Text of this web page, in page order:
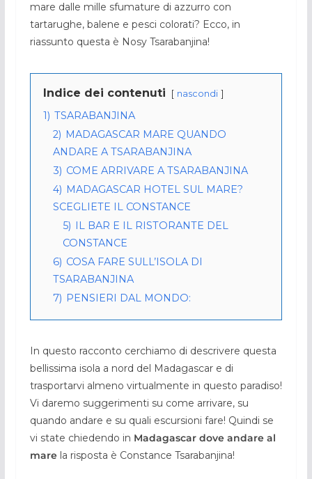
mare dalle mille sfumature di azzurro con
tartarughe, balene e pesci colorati? Ecco, in
riassunto questa è Nosy Tsarabanjina!
Indice dei contenuti nascondi
1) TSARABANJINA
2) MADAGASCAR MARE QUANDO
ANDARE A TSARABANJINA
3) COME ARRIVARE A TSARABANJINA
4) MADAGASCAR HOTEL SUL MARE?
SCEGLIETE IL CONSTANCE
5) IL BAR E IL RISTORANTE DEL
CONSTANCE
6) COSA FARE SULL’ISOLA DI
TSARABANJINA
7) PENSIERI DAL MONDO:
In questo racconto cerchiamo di descrivere questa
bellissima isola a nord del Madagascar e di
trasportarvi almeno virtualmente in questo paradiso!
Vi daremo suggerimenti su come arrivare, su
quando andare e su quali escursioni fare! Quindi se
vi state chiedendo in Madagascar dove andare al
marela risposta è Constance Tsarabanjina!